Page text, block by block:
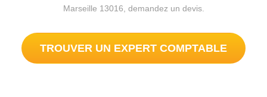
Marseille 13016, demandez un devis.
TROUVER UN EXPERT COMPTABLE